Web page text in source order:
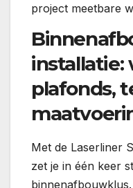
project meetbare
installatie:
plafonds,
Met de Laserliner
zet je in één keer